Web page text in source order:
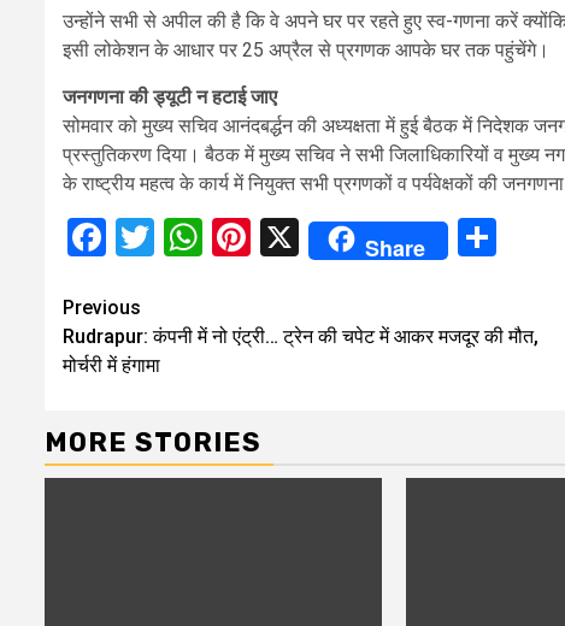
उन्होंने सभी से अपील की है कि वे अपने घर पर रहते हुए स्व-गणना करें
इसी लोकेशन के आधार पर 25 अप्रैल से प्रगणक आपके घर तक पहुंचेंगे।
जनगणना की ड्यूटी न हटाई जाए
सोमवार को मुख्य सचिव आनंदबर्द्धन की अध्यक्षता में हुई बैठक में निदेशक
प्रस्तुतिकरण दिया। बैठक में मुख्य सचिव ने सभी जिलाधिकारियों व मुख्य
के राष्ट्रीय महत्व के कार्य में नियुक्त सभी प्रगणकों व पर्यवेक्षकों की
Facebook
Twitter
WhatsApp
Pinterest
X Share
Continue
Reading
Previous
Rudrapur: कंपनी में नो एंट्री… ट्रेन की चपेट में आकर मजदूर की मौत,
मोर्चरी में हंगामा
MORE STORIES